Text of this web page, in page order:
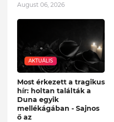
August 06, 2026
AKTUÁLIS
Most érkezett a tragikus
hír: holtan találták a
Duna egyik
mellékágában - Sajnos
ő az